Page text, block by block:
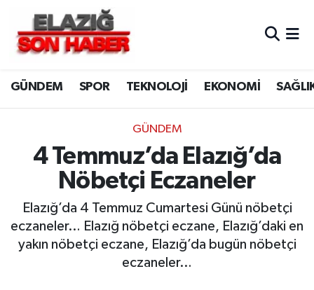
GÜNDEM SPOR TEKNOLOJİ EKONOMİ
GÜNDEM
4 Temmuz’da Elazığ’da
Nöbetçi Eczaneler
Elazığ’da 4 Temmuz Cumartesi Günü nöbetçi
eczaneler… Elazığ nöbetçi eczane, Elazığ’daki en
yakın nöbetçi eczane, Elazığ’da bugün nöbetçi
eczaneler…
CANLI YAYIN
ASAYİŞ
BİLİM VE TEKNOLOJİ
DÜNYA
EKONOMİ
Merkez Hava Durumu
Merkez Trafik Yoğunluk Haritası
Süper Lig Puan Durumu ve Fikstür
Tüm Manşetler
Son Dakika Haberleri
Haber Arşivi